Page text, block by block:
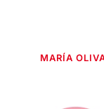
MARÍA